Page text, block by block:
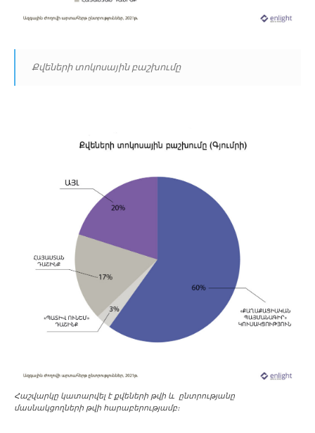
Քվեների տոկոսային բաշխումը
Հաշվարկը կատարվել է քվեների թվի և ընտրությանը
մասնակցողների թվի հարաբերությամբ։